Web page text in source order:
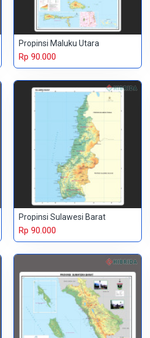
Propinsi Maluku Utara
Rp 90.000
Propinsi Sulawesi Barat
Rp 90.000